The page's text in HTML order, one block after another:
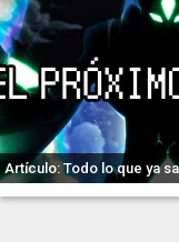
Artículo: Todo lo que ya